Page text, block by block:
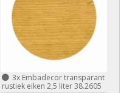
3xEmbadecor transparant
rustiek eiken 2,5 liter 38.2605